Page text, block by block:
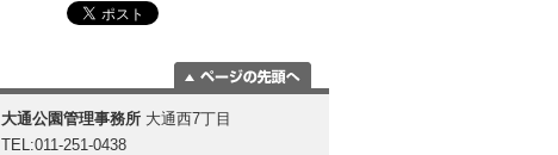
に移動
大通公園管理事務所 大通西7丁目
TEL:011-251-0438